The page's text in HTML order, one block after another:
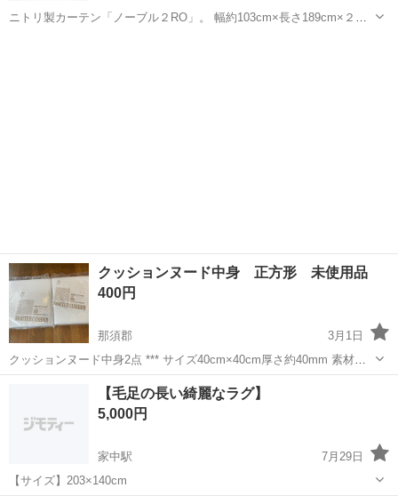
ニトリ製カーテン「ノーブル２RO」。 幅約103cm×長さ189cm×２枚
クッションヌード中身 正方形 未使用品
400円
那須郡
3月1日
クッションヌード中身2点 *** サイズ40cm×40cm厚さ約40mm 素材ポ
リエステル100% 日本製 *** 取引場所は黒田原駅の表示になっています
が、 有名なパン屋ペニーレイン那須店の近くです。 交渉に入りまし
ファブリック、カバー 正方形
【毛足の長い綺麗なラグ】
5,000円
家中駅
7月29日
【サイズ】203×140cm